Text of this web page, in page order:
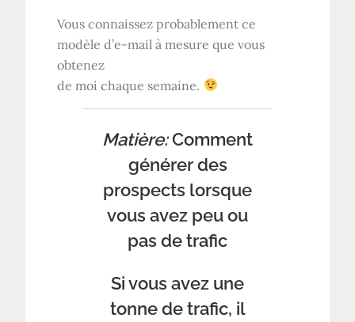
Vous connaissez probablement ce
modèle d’e-mail à mesure que vous
obtenez
de moi chaque semaine.
Matière:Comment
générer des
prospects lorsque
vous avez peu ou
pas de trafic
Si vous avez une
tonne de trafic, il